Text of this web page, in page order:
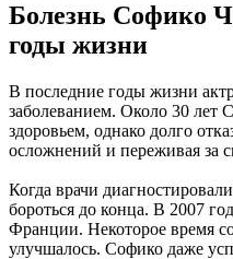
Болезнь Софико
годы жизни
В последние годы жизни
заболеванием. Около 30 лет
здоровьем, однако долго
осложнений и переживая за
Когда врачи
бороться до конца. В 2007
Франции. Некоторое время
улучшалось. Софико даже